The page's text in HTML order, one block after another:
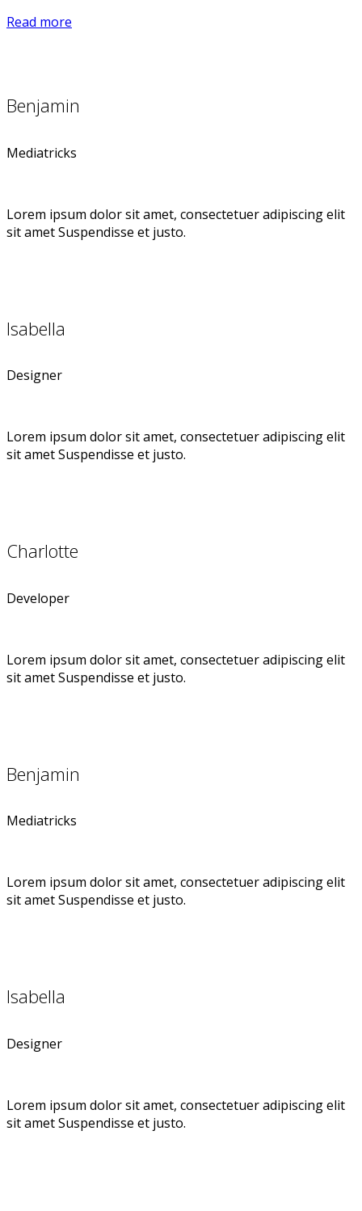
Read more
Benjamin
Mediatricks
Lorem ipsum dolor sit amet, consectetuer adipiscing elit
sit amet Suspendisse et justo.
Isabella
Designer
Lorem ipsum dolor sit amet, consectetuer adipiscing elit
sit amet Suspendisse et justo.
Charlotte
Developer
Lorem ipsum dolor sit amet, consectetuer adipiscing elit
sit amet Suspendisse et justo.
Benjamin
Mediatricks
Lorem ipsum dolor sit amet, consectetuer adipiscing elit
sit amet Suspendisse et justo.
Isabella
Designer
Lorem ipsum dolor sit amet, consectetuer adipiscing elit
sit amet Suspendisse et justo.